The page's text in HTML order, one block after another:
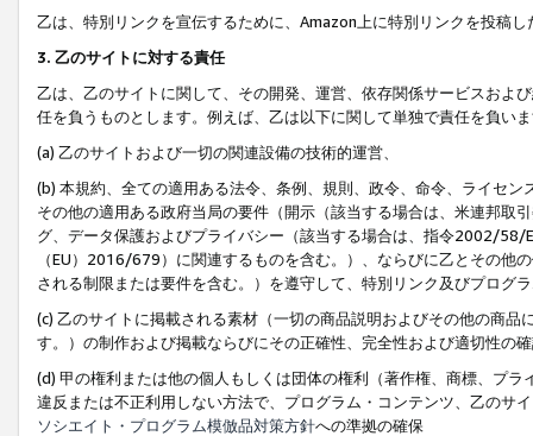
乙は、特別リンクを宣伝するために、Amazon上に特別リンクを投稿
3. 乙のサイトに対する責任
乙は、乙のサイトに関して、その開発、運営、依存関係サービスおよ
任を負うものとします。例えば、乙は以下に関して単独で責任を負い
(a) 乙のサイトおよび一切の関連設備の技術的運営、
(b) 本規約、全ての適用ある法令、条例、規則、政令、命令、ライセ
その他の適用ある政府当局の要件（開示（該当する場合は、米連邦取
グ、データ保護およびプライバシー（該当する場合は、指令2002/58/
（EU）2016/679）に関連するものを含む。）、ならびに乙とその他
される制限または要件を含む。）を遵守して、特別リンク及びプログ
(c) 乙のサイトに掲載される素材（一切の商品説明およびその他の商
す。）の制作および掲載ならびにその正確性、完全性および適切性の
(d) 甲の権利または他の個人もしくは団体の権利（著作権、商標、プ
違反または不正利用しない方法で、プログラム・コンテンツ、乙のサ
ソシエイト・プログラム模倣品対策方針への準拠の確保